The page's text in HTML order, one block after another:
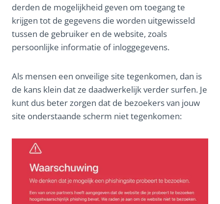
derden de mogelijkheid geven om toegang te
krijgen tot de gegevens die worden uitgewisseld
tussen de gebruiker en de website, zoals
persoonlijke informatie of inloggegevens.
Als mensen een onveilige site tegenkomen, dan is
de kans klein dat ze daadwerkelijk verder surfen. Je
kunt dus beter zorgen dat de bezoekers van jouw
site onderstaande scherm niet tegenkomen: